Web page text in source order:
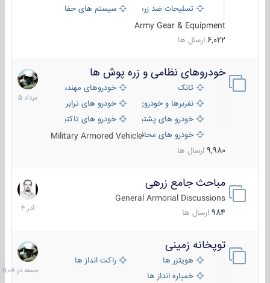
تسلیحات ضد زره
سیستم های حفاظت فعال
Army Gear & Equipment
6,022 ارسال ها
خودروهای نظامی و زره پوش ها
تانک
خودروهای مهندسی
نفربرها و خودروی های رزمی پیاده نظام
خودرو های ترابری نظامی
خودرو های پشتیبانی آتش ، شناسایی و ضد تانک
خودرو های تاکتیکی نظامی
خودرو های محافظت شدهMilitary Armored Vehicle
9,980 ارسال ها
2
مرداد
1405
مباحث جامع زرهی
General Armorial Discussions
984 ارسال ها
7
آذر
1404
توپخانه زمینی
هویتزر ها
راکت انداز ها
خمپاره انداز ها
جمعه
در
11:08